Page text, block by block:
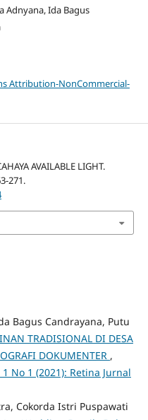
Adnyana, Ida Bagus
Attribution-NonCommercial-
AVAILABLE LIGHT.
271.
Bagus Candrayana, Putu
TRADISIONAL DI DESA
DOKUMENTER ,
No 1 (2021): Retina Jurnal
Cokorda Istri Puspawati